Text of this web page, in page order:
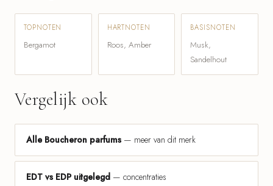
TOPNOTEN
Bergamot
HARTNOTEN
Roos, Amber
BASISNOTEN
Musk,
Sandelhout
Vergelijk ook
Alle Boucheron parfums — meer van dit merk
EDT vs EDP uitgelegd — concentraties